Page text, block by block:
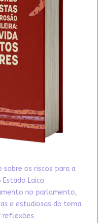
os riscos para a
Estado Laico
no parlamento,
e estudiosas do tema
reflexões